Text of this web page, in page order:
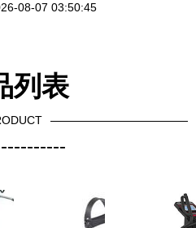
08-07 03:50:45
列表